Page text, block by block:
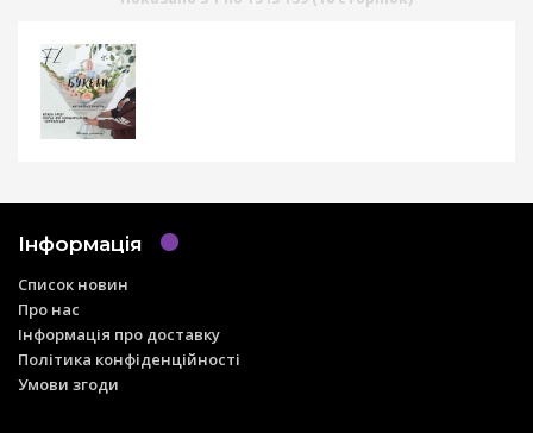
Інформація
Список новин
Про нас
Інформація про доставку
Політика конфіденційності
Умови згоди